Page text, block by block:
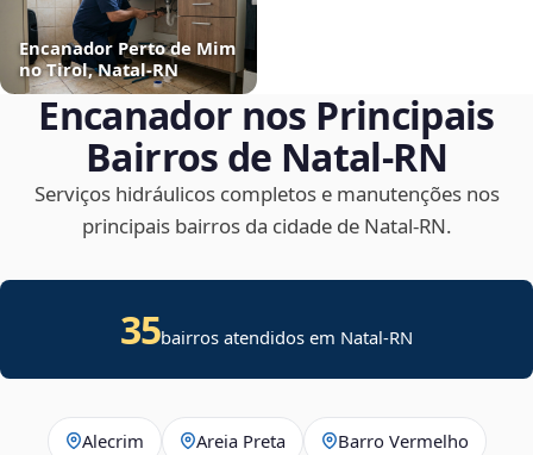
Encanador Perto de Mim
no Tirol, Natal‑RN
Encanador nos Principais
Bairros de Natal‑RN
Serviços hidráulicos completos e manutenções nos
principais bairros da cidade de Natal‑RN.
35bairros atendidos em Natal-RN
Alecrim Areia Preta Barro Vermelho